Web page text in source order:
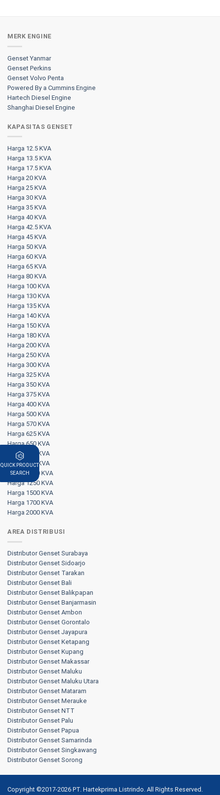
MERK ENGINE
Genset Yanmar
Genset Perkins
Genset Volvo Penta
Powered By a Cummins Engine
Hartech Diesel Engine
Shanghai Diesel Engine
KAPASITAS GENSET
Harga 12.5 KVA
Harga 13.5 KVA
Harga 17.5 KVA
Harga 20 KVA
Harga 25 KVA
Harga 30 KVA
Harga 35 KVA
Harga 40 KVA
Harga 42.5 KVA
Harga 45 KVA
Harga 50 KVA
Harga 60 KVA
Harga 65 KVA
Harga 80 KVA
Harga 100 KVA
Harga 130 KVA
Harga 135 KVA
Harga 140 KVA
Harga 150 KVA
Harga 180 KVA
Harga 200 KVA
Harga 250 KVA
Harga 300 KVA
Harga 325 KVA
Harga 350 KVA
Harga 375 KVA
Harga 400 KVA
Harga 500 KVA
Harga 570 KVA
Harga 625 KVA
Harga 650 KVA
Harga 750 KVA
Harga 800 KVA
Harga 1000 KVA
Harga 1250 KVA
Harga 1500 KVA
Harga 1700 KVA
Harga 2000 KVA
AREA DISTRIBUSI
Distributor Genset Surabaya
Distributor Genset Sidoarjo
Distributor Genset Tarakan
Distributor Genset Bali
Distributor Genset Balikpapan
Distributor Genset Banjarmasin
Distributor Genset Ambon
Distributor Genset Gorontalo
Distributor Genset Jayapura
Distributor Genset Ketapang
Distributor Genset Kupang
Distributor Genset Makassar
Distributor Genset Maluku
Distributor Genset Maluku Utara
Distributor Genset Mataram
Distributor Genset Merauke
Distributor Genset NTT
Distributor Genset Palu
Distributor Genset Papua
Distributor Genset Samarinda
Distributor Genset Singkawang
Distributor Genset Sorong
Copyright ©2017-2026 PT. Hartekprima Listrindo. All Rights Reserved.
QUICK PRODUCT
SEARCH